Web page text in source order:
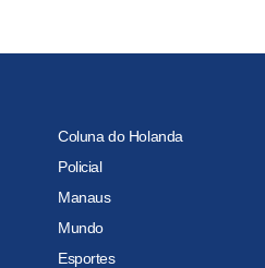
Coluna do Holanda
Policial
Manaus
Mundo
Esportes